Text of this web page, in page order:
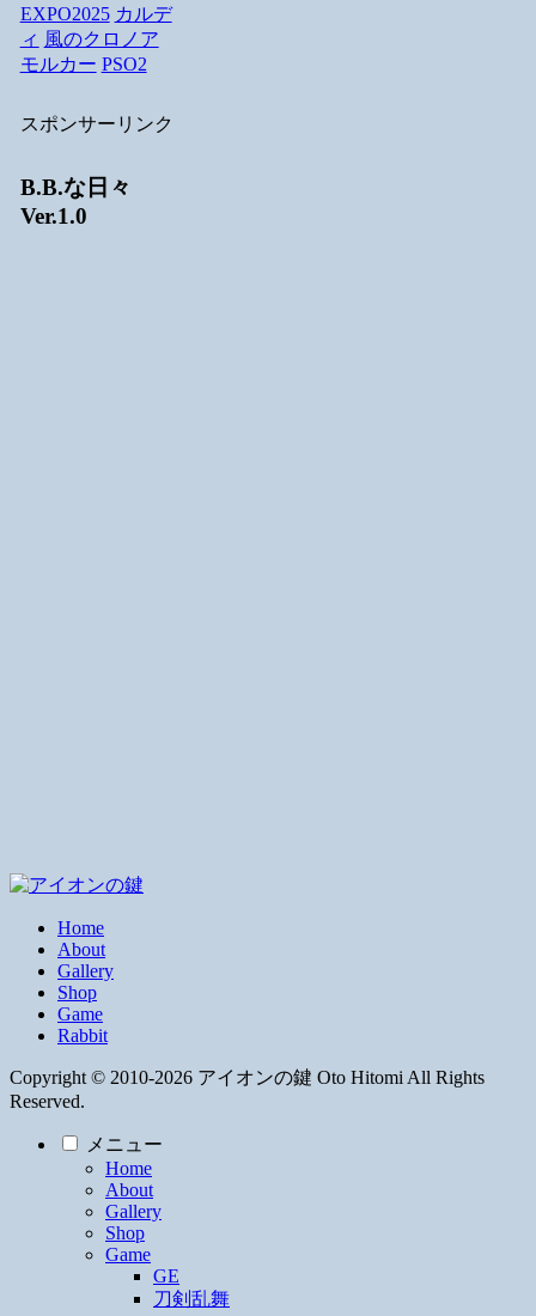
EXPO2025 カルデ
ィ 風のクロノア
モルカー PSO2
スポンサーリンク
B.B.な日々
Ver.1.0
Home
About
Gallery
Shop
Game
Rabbit
Copyright © 2010-2026 アイオンの鍵 Oto Hitomi All Rights
Reserved.
メニュー
Home
About
Gallery
Shop
Game
GE
刀剣乱舞